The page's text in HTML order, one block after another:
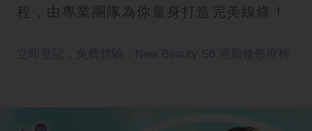
程，由專業團隊為你量身打造完美線條！